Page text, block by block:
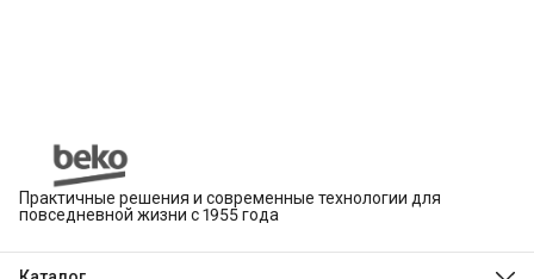
Практичные решения и современные технологии для
повседневной жизни с 1955 года